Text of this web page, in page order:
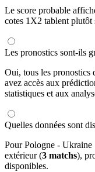
Le score probable
cotes 1X2 tablent
Les pronostics sont-ils
Oui, tous les pronostics
avez accès aux
statistiques et aux
Quelles données sont
Pour Pologne - Ukraine
extérieur (3 matchs),
disponibles.